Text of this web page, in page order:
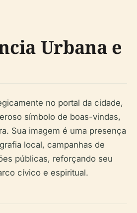
Urbana e
no portal da cidade,
símbolo de boas-vindas,
Sua imagem é uma presença
local, campanhas de
públicas, reforçando seu
cívico e espiritual.